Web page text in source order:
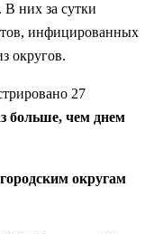
В них за сутки
инфицированных
округов.
27
больше, чем днем
округам